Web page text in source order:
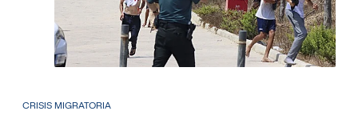
CRISIS MIGRATORIA